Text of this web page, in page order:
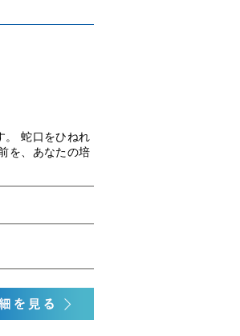
。 蛇口をひねれ
を、あなたの培